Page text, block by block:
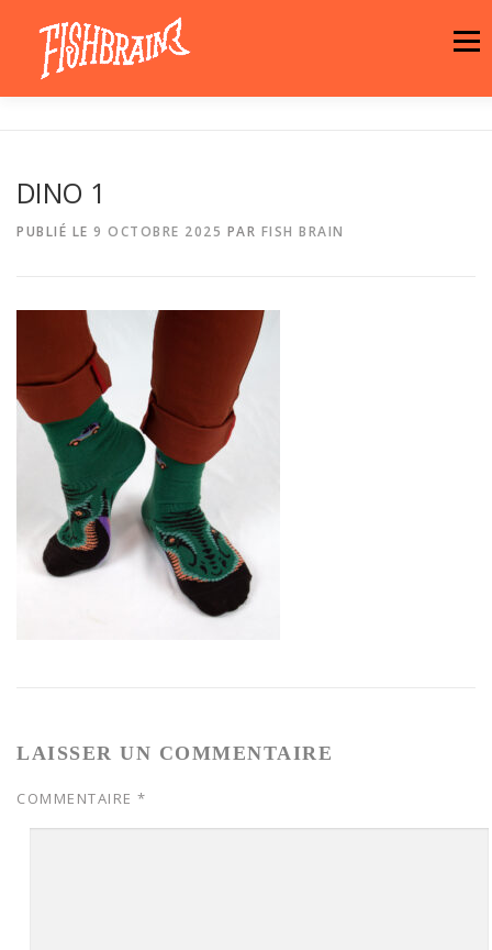
contenu
Menu
LA BOUTIQUE
DINO 1
PUBLIÉ LE 9 OCTOBRE 2025 PAR FISH BRAIN
LAISSER UN COMMENTAIRE
COMMENTAIRE *